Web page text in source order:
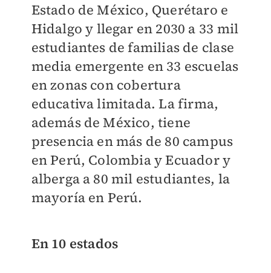
Estado de México, Querétaro e
Hidalgo y llegar en 2030 a 33 mil
estudiantes de familias de clase
media emergente en 33 escuelas
en zonas con cobertura
educativa limitada. La firma,
además de México, tiene
presencia en más de 80 campus
en Perú, Colombia y Ecuador y
alberga a 80 mil estudiantes, la
mayoría en Perú.
En 10 estados